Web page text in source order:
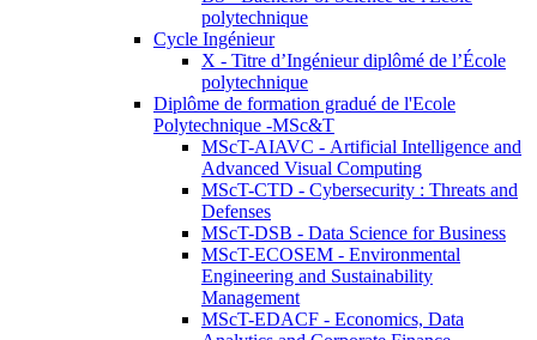
polytechnique
Cycle Ingénieur
X - Titre d’Ingénieur diplômé de l’École
polytechnique
Diplôme de formation gradué de l'Ecole
Polytechnique -MSc&T
MScT-AIAVC - Artificial Intelligence and
Advanced Visual Computing
MScT-CTD - Cybersecurity : Threats and
Defenses
MScT-DSB - Data Science for Business
MScT-ECOSEM - Environmental
Engineering and Sustainability
Management
MScT-EDACF - Economics, Data